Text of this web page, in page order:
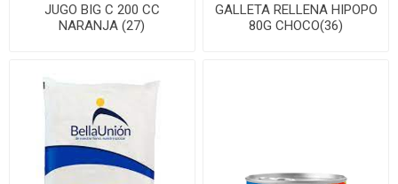
JUGO BIG C 200 CC
NARANJA (27)
GALLETA RELLENA HIPOPO
80G CHOCO(36)